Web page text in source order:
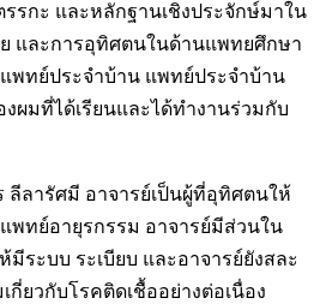
รกะ และหลักฐานเชิงประจักษ์มาใน
และการอุทิศตนในด้านแพทยศึกษา
พทย์ประจำบ้าน แพทย์ประจำบ้าน
ผมที่ได้เรียนและได้ทำงานร่วมกับ
ลารัศมี อาจารย์เป็นผู้ที่อุทิศตนให้
พทย์อายุรกรรม อาจารย์มีส่วนใน
ระบบ ระเบียบ และอาจารย์ยังสละ
กี่ยวกับโรคติดเชื้ออย่างต่อเนื่อง